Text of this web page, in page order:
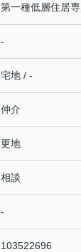
第一種低層住居
-
宅地 / -
仲介
更地
相談
-
103522696